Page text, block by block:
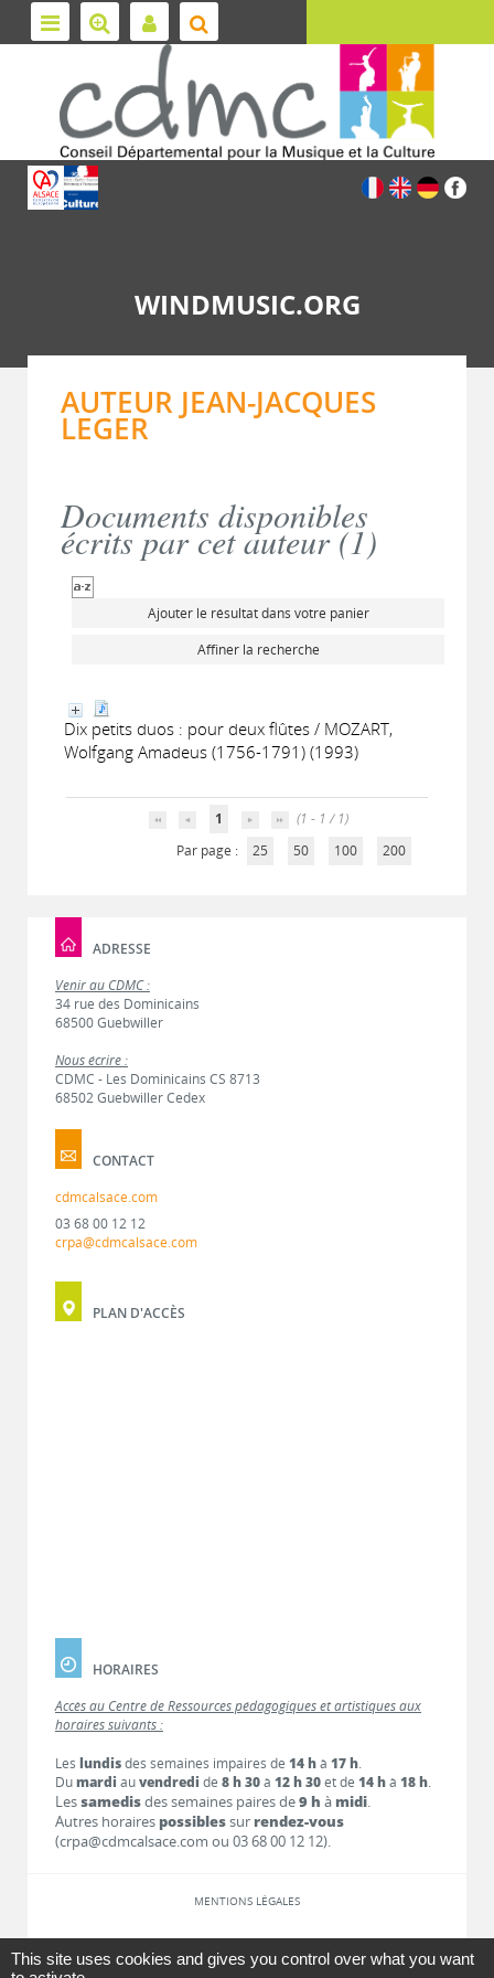
WINDMUSIC.ORG
AUTEUR JEAN-JACQUES
LEGER
Documents disponibles
écrits par cet auteur (1)
Ajouter le résultat dans votre panier
Affiner la recherche
Dix petits duos : pour deux flûtes / MOZART,
Wolfgang Amadeus (1756-1791) (1993)
1
(1 - 1 / 1)
Par page :
25 50 100 200
ADRESSE
Venir au CDMC :
34 rue des Dominicains
68500 Guebwiller
Nous écrire :
CDMC - Les Dominicains CS 8713
68502 Guebwiller Cedex
CONTACT
cdmcalsace.com
03 68 00 12 12
crpa@cdmcalsace.com
PLAN D'ACCÈS
HORAIRES
Accès au Centre de Ressources pédagogiques et artistiques aux
horaires suivants :
Les lundisdes semaines impaires de 14 hà 17 h.
Dumardi auvendredi de 8 h 30à 12 h 30et de 14 hà 18 h.
Lessamedisdes semaines paires de9 h à midi.
Autres horaires possiblessur rendez-vous
(crpa@cdmcalsace.com ou 03 68 00 12 12).
MENTIONS LÉGALES
LIENS
This site uses cookies and gives you control over what you want